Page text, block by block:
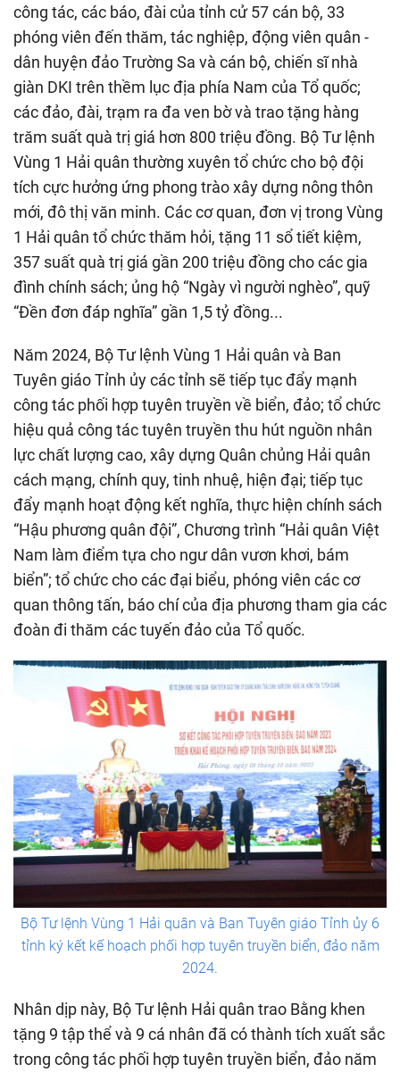
công tác, các báo, đài của tỉnh cử 57 cán bộ, 33
phóng viên đến thăm, tác nghiệp, động viên quân -
dân huyện đảo Trường Sa và cán bộ, chiến sĩ nhà
giàn DKI trên thềm lục địa phía Nam của Tổ quốc;
các đảo, đài, trạm ra đa ven bờ và trao tặng hàng
trăm suất quà trị giá hơn 800 triệu đồng. Bộ Tư lệnh
Vùng 1 Hải quân thường xuyên tổ chức cho bộ đội
tích cực hưởng ứng phong trào xây dựng nông thôn
mới, đô thị văn minh. Các cơ quan, đơn vị trong Vùng
1 Hải quân tổ chức thăm hỏi, tặng 11 sổ tiết kiệm,
357 suất quà trị giá gần 200 triệu đồng cho các gia
đình chính sách; ủng hộ “Ngày vì người nghèo”, quỹ
“Đền đơn đáp nghĩa” gần 1,5 tỷ đồng...
Năm 2024, Bộ Tư lệnh Vùng 1 Hải quân và Ban
Tuyên giáo Tỉnh ủy các tỉnh sẽ tiếp tục đẩy mạnh
công tác phối hợp tuyên truyền về biển, đảo; tổ chức
hiệu quả công tác tuyên truyền thu hút nguồn nhân
lực chất lượng cao, xây dựng Quân chủng Hải quân
cách mạng, chính quy, tinh nhuệ, hiện đại; tiếp tục
đẩy mạnh hoạt động kết nghĩa, thực hiện chính sách
“Hậu phương quân đội”, Chương trình “Hải quân Việt
Nam làm điểm tựa cho ngư dân vươn khơi, bám
biển”; tổ chức cho các đại biểu, phóng viên các cơ
quan thông tấn, báo chí của địa phương tham gia các
đoàn đi thăm các tuyến đảo của Tổ quốc.
Bộ Tư lệnh Vùng 1 Hải quân và Ban Tuyên giáo Tỉnh ủy 6
tỉnh ký kết kế hoạch phối hợp tuyên truyền biển, đảo năm
2024.
Nhân dịp này, Bộ Tư lệnh Hải quân trao Bằng khen
tặng 9 tập thể và 9 cá nhân đã có thành tích xuất sắc
trong công tác phối hợp tuyên truyền biển, đảo năm